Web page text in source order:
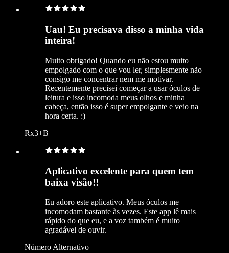
Uau! Eu precisava disso a minha vida
inteira!
Muito obrigado! Quando eu não estou muito
empolgado com o que vou ler, simplesmente não
consigo me concentrar nem me motivar.
Recentemente precisei começar a usar óculos de
leitura e isso incomoda meus olhos e minha
cabeça, então isso é super empolgante e veio na
hora certa. :)
Rx3+B
Aplicativo excelente para quem tem
baixa visão!!
Eu adoro este aplicativo. Meus óculos me
incomodam bastante às vezes. Este app lê mais
rápido do que eu, e a voz também é muito
agradável de ouvir.
Número Alternativo